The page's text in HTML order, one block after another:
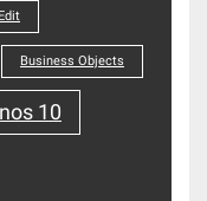
Business Objects
10